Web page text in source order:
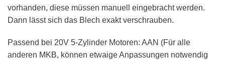
vorhanden, diese müssen manuell eingebracht werden.
Dann lässt sich das Blech exakt verschrauben.
Passend bei 20V 5-Zylinder Motoren: AAN (Für alle
anderen MKB, können etwaige Anpassungen notwendig